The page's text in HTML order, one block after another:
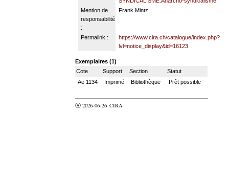
Mention de
responsabilité
:
Frank Mintz
Permalink :
https://www.cira.ch/catalogue/index.php?
lvl=notice_display&id=16123
Exemplaires (1)
Cote
Support Section
Statut
Ae 1134
Imprimé Bibliothèque Prêt possible
Ⓐ 2026-06-26 CIRA